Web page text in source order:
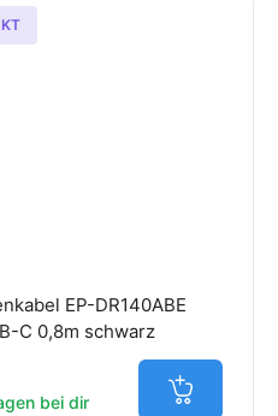
EP-DR140ABE
C 0,8m schwarz
bei dir Jetzt in